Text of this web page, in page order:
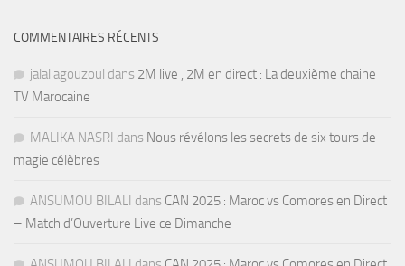
COMMENTAIRES RÉCENTS
jalal agouzoul dans 2M live , 2M en direct : La deuxième chaine
TV Marocaine
MALIKA NASRI dans Nous révélons les secrets de six tours de
magie célèbres
ANSUMOU BILALI dans CAN 2025 : Maroc vs Comores en Direct
– Match d’Ouverture Live ce Dimanche